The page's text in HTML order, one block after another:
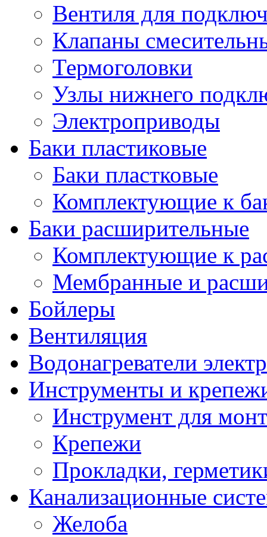
Вентиля для
Клапаны
Термоголовки
Узлы нижнего
Электроприводы
Баки пластиковые
Баки пластковые
Комплектующие к
Баки расширительные
Комплектующие к
Мембранные и
Бойлеры
Вентиляция
Водонагреватели
Инструменты и
Инструмент для
Крепежи
Прокладки,
Канализационные
Желоба